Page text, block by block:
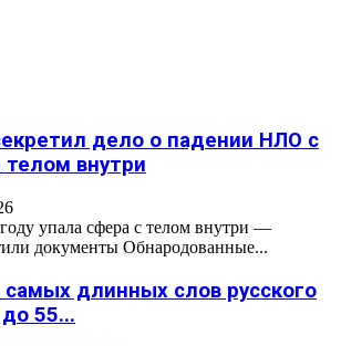
дело о падении НЛО с
внутри
упала сфера с телом внутри —
документы Обнародованные...
длинных слов русского
55...